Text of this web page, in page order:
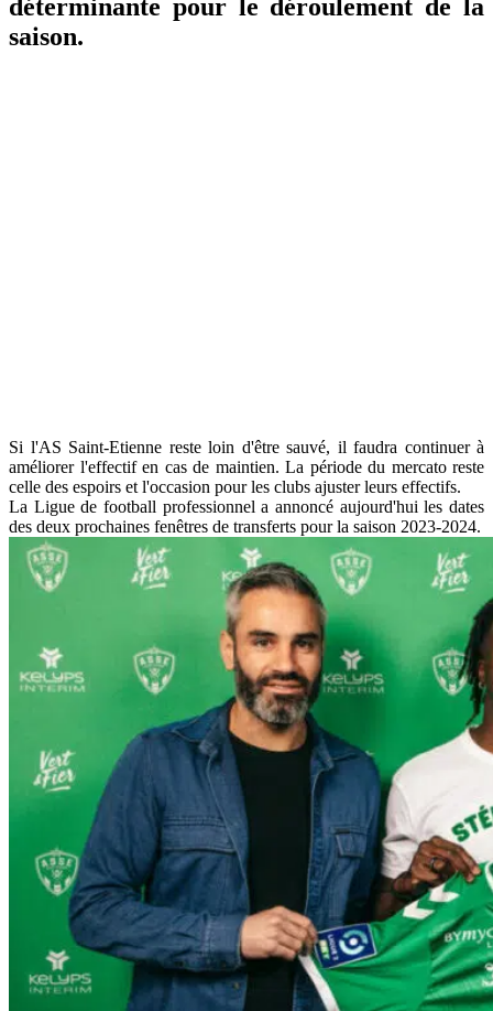
déterminante pour le déroulement de la
saison.
Si l'AS Saint-Etienne reste loin d'être sauvé, il faudra continuer à
améliorer l'effectif en cas de maintien. La période du mercato reste
celle des espoirs et l'occasion pour les clubs ajuster leurs effectifs.
La Ligue de football professionnel a annoncé aujourd'hui les dates
des deux prochaines fenêtres de transferts pour la saison 2023-2024.